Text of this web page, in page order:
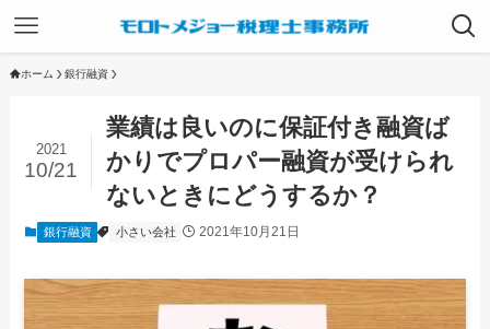
ホーム 銀行融資
業績は良いのに保証付き融資ば
かりでプロパー融資が受けられ
ないときにどうするか？
2021
10/21
銀行融資 小さい会社 2021年10月21日